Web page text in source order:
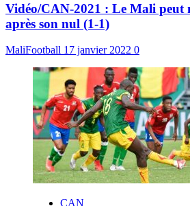
Vidéo/CAN-2021 : Le Mali peut
après son nul (1-1)
MaliFootball 17 janvier 2022 0
CAN